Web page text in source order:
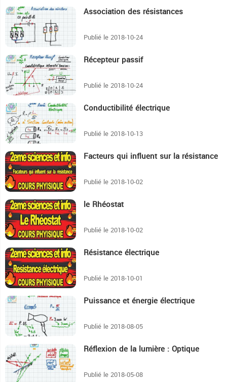
11:22 Association des résistances
Publié le 2018-10-24
7:25 Récepteur passif
Publié le 2018-10-24
8:35 Conductibilité électrique
Publié le 2018-10-13
2:32 Facteurs qui influent sur la résistance
Publié le 2018-10-02
6:14 ️le Rhéostat
Publié le 2018-10-02
9:42 ️Résistance électrique
Publié le 2018-10-01
10:4 Puissance et énergie électrique
Publié le 2018-08-05
8:59 Réflexion de la lumière : Optique
Publié le 2018-05-08